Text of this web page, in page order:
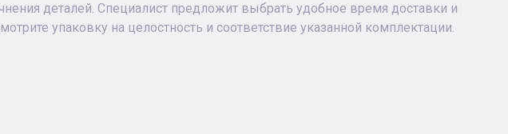
деталей. Специалист предложит выбрать удобное время доставки и
упаковку на целостность и соответствие указанной комплектации.